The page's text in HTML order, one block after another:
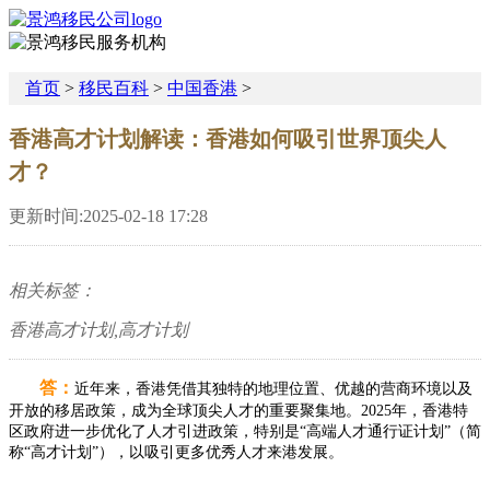
首页 > 移民百科 > 中国香港 >
香港高才计划解读：香港如何吸引世界顶尖人
才？
更新时间:2025-02-18 17:28
相关标签：
香港高才计划,高才计划
答： 近年来，香港凭借其独特的地理位置、优越的营商环境以及
开放的移居政策，成为全球顶尖人才的重要聚集地。2025年，香港特
区政府进一步优化了人才引进政策，特别是“高端人才通行证计划”（简
称“高才计划”），以吸引更多优秀人才来港发展。